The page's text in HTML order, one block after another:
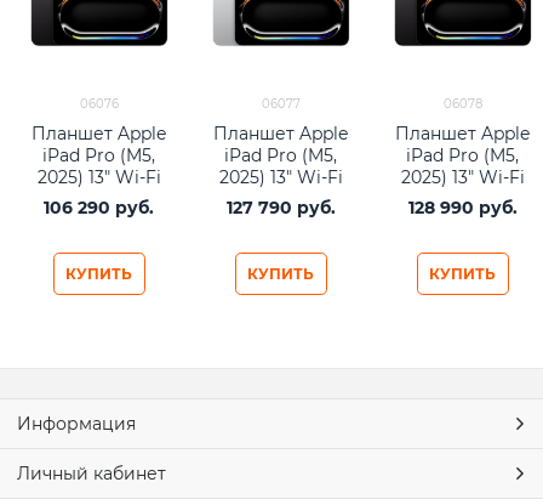
06076
Планшет Apple
iPad Pro (M5,
2025) 13" Wi-Fi
256Gb Space
Black
106 290 руб.
КУПИТЬ
06077
Планшет Apple
iPad Pro (M5,
2025) 13" Wi-Fi
512Gb Silver
127 790 руб.
КУПИТЬ
06078
Планшет Apple
iPad Pro (M5,
2025) 13" Wi-Fi
512Gb Space
Black
128 990 руб.
КУПИТЬ
Информация
Личный кабинет